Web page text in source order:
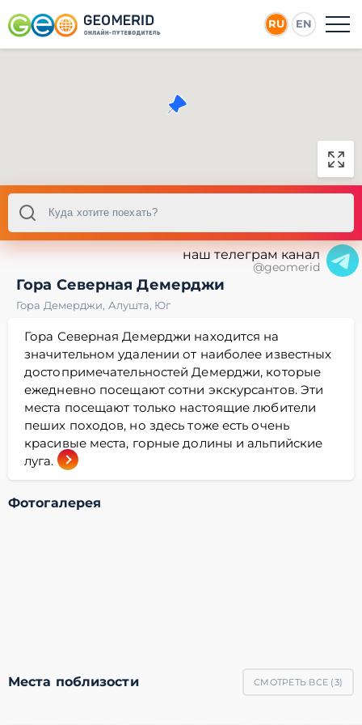
RU EN
наш телеграм канал
@geomerid
Гора Северная Демерджи
Гора Демерджи, Алушта, Юг
Гора Северная Демерджи находится на
значительном удалении от наиболее известных
достопримечательностей Демерджи, которые
ежедневно посещают сотни экскурсантов. Эти
места посещают только настоящие любители
пеших походов, но здесь тоже есть очень
красивые места, горные долины и альпийские
луга.
Фотогалерея
Места поблизости СМОТРЕТЬ ВСЕ (3)